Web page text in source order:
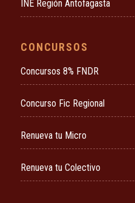
INE Región Antofagasta
CONCURSOS
Concursos 8% FNDR
Concurso Fic Regional
Renueva tu Micro
Renueva tu Colectivo